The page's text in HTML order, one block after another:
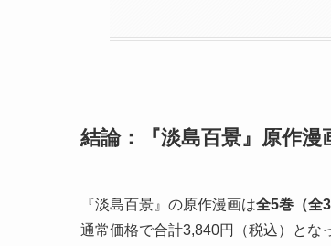
結論：『淡島百景』原作
『淡島百景』の原作漫画は全5巻（全
通常価格で合計3,840円（税込）とな